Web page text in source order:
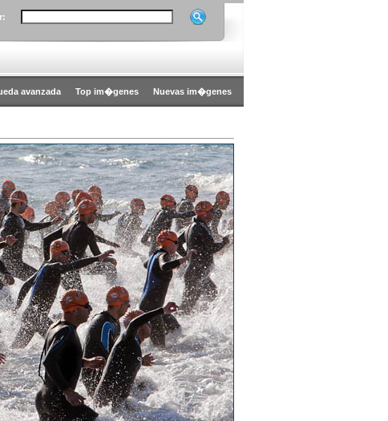
avanzada Top im�genes Nuevas im�genes